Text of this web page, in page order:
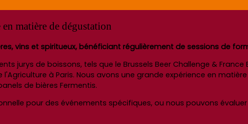
matière de dégustation
vins et spiritueux, bénéficiant régulièrement de sessions de
jurys de boissons, tels que le Brussels Beer Challenge & France
l'Agriculture à Paris. Nous avons une grande expérience en
de bières Fermentis.
pour des événements spécifiques, ou nous pouvons